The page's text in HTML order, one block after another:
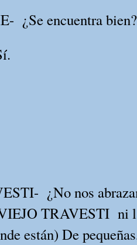
¿Se encuentra bien?
¿No nos
TRAVESTI ni
están) De